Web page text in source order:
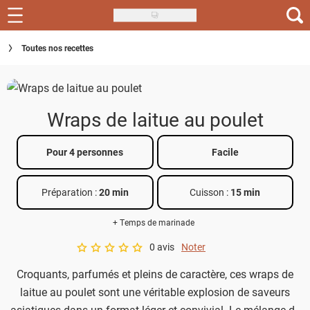
Skip
to
main
Recettes
Inspirations
Menu de la semaine
Actus
Téléchargez l'app Saveurs Recettes
Toutes nos recettes
Wraps de laitue au poulet
Pour 4 personnes Facile
Préparation :20 min Cuisson : 15 min
+ Temps de marinade
A star rating of 0 out of 5.
0 avis Noter
Croquants, parfumés et pleins de caractère, ces wraps de
laitue au poulet sont une véritable explosion de saveurs